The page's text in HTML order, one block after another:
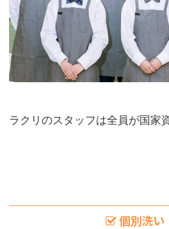
ラクリのスタッフは全員が国家
個別洗い